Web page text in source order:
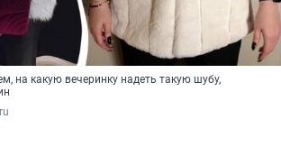
на какую вечеринку надеть такую шубу,